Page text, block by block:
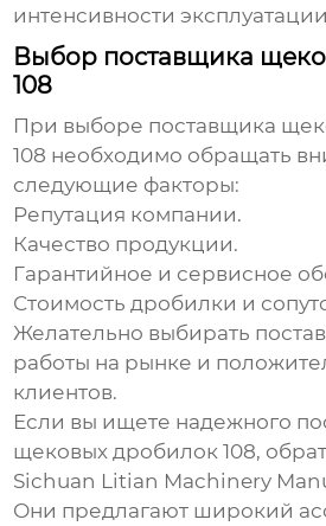
интенсивности
Выбор поставщика
108
При выборе поставщика
108 необходимо обращать
следующие факторы:
Репутация компании.
Качество продукции.
Гарантийное и сервисное
Стоимость дробилки и
Желательно выбирать
работы на рынке и
клиентов.
Если вы ищете надежного
щековых дробилок 108,
Sichuan Litian Machinery
Они предлагают широкий